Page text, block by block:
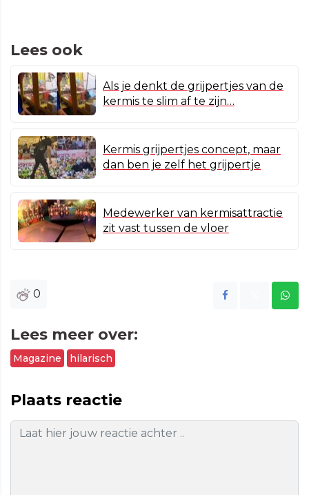
Lees ook
Als je denkt de grijpertjes van de
kermis te slim af te zijn…
Kermis grijpertjes concept, maar
dan ben je zelf het grijpertje
Medewerker van kermisattractie
zit vast tussen de vloer
0
Lees meer over:
Magazine hilarisch
Plaats reactie